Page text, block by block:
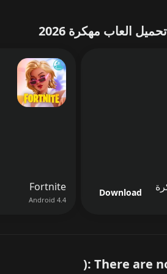
: يزيد من مهاراتك في التحكم
Download
Fortnite
Android 4.4
There are